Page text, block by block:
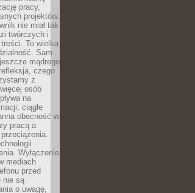
pracy,
projektów.
nie miał tak
twórczych i
To wielka
Sam
mądrego
czego
z
osób
na
ciągłe
obecność w
pracą a
Wyłączenie
mediach
przed
nie są
o uwagę,